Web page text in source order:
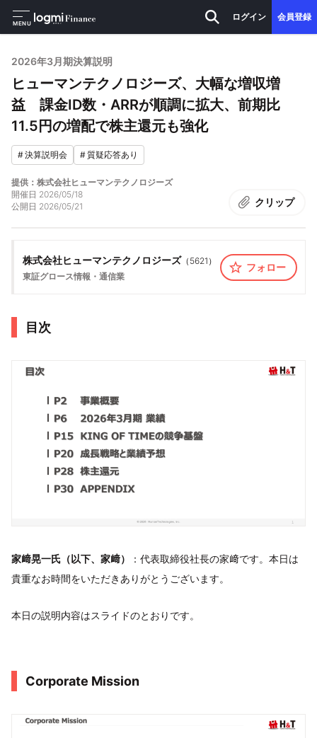
MENU
ログイン 会員登録
2026年3月期決算説明
ヒューマンテクノロジーズ、大幅な増収増
益 課金ID数・ARRが順調に拡大、前期比
11.5円の増配で株主還元も強化
#決算説明会 #質疑応答あり
提供：株式会社ヒューマンテクノロジーズ
開催日 2026/05/18
公開日 2026/05/21 クリップ
株式会社ヒューマンテクノロジーズ（ 5621 ）
東証グロース情報・通信業
フォロー
目次
家﨑晃一氏（以下、家﨑）
：代表取締役社長の家﨑です。本日は
貴重なお時間をいただきありがとうございます。
本日の説明内容はスライドのとおりです。
Corporate Mission